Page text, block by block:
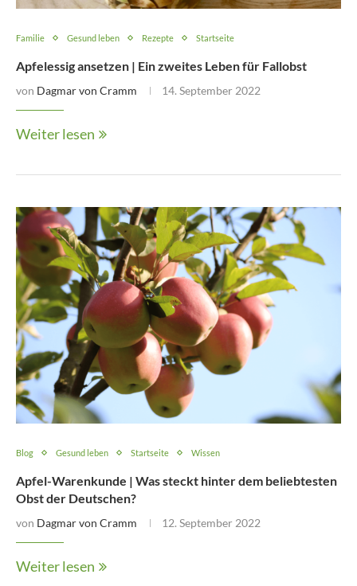
Familie Gesund leben Rezepte Startseite
Apfelessig ansetzen | Ein zweites Leben für Fallobst
von Dagmar von Cramm 14. September 2022
Weiter lesen
Blog Gesund leben Startseite Wissen
Apfel-Warenkunde | Was steckt hinter dem beliebtesten
Obst der Deutschen?
von Dagmar von Cramm 12. September 2022
Weiter lesen